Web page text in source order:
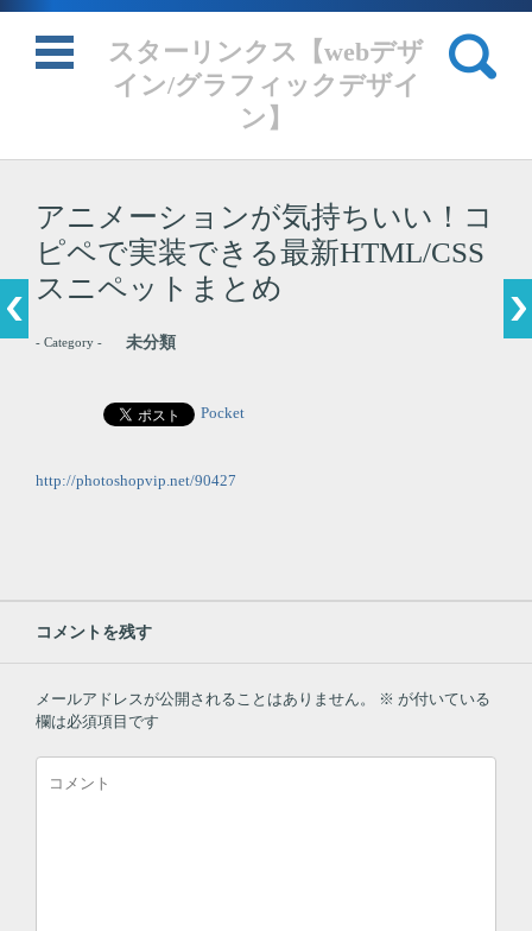
スターリンクス【webデザ
イン/グラフィックデザイ
ン】
検索:
コンテンツに移動
アニメーションが気持ちいい！コ
ピペで実装できる最新HTML/CSS
スニペットまとめ
- Category - 未分類
Pocket
http://photoshopvip.net/90427
コメントを残す
メールアドレスが公開されることはありません。 ※ が付いている
欄は必須項目です